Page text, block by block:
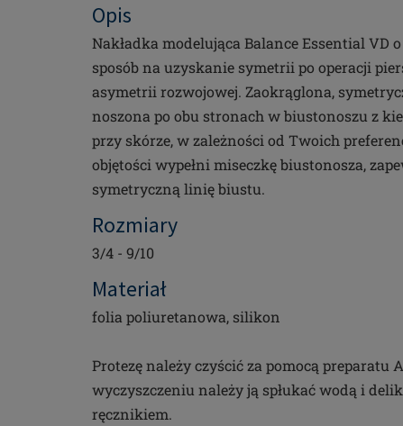
Opis
Nakładka modelująca Balance Essential VD
sposób na uzyskanie symetrii po operacji
asymetrii rozwojowej. Zaokrąglona,
noszona po obu stronach w biustonoszu z
przy skórze, w zależności od Twoich
objętości wypełni miseczkę biustonosza,
symetryczną linię biustu.
Rozmiary
3/4 - 9/10
Materiał
folia poliuretanowa, silikon
Protezę należy czyścić za pomocą preparatu
wyczyszczeniu należy ją spłukać wodą i
ręcznikiem.